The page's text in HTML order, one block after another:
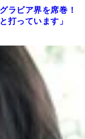
ラビア界を席巻！
打っています」